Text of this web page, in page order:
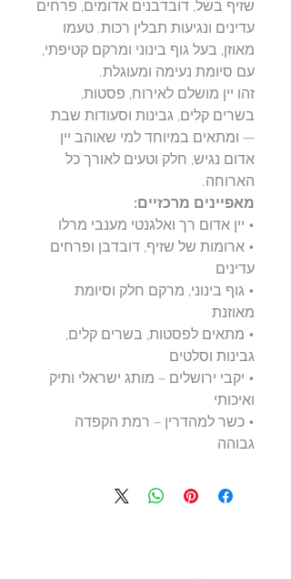
שזיף בשל, דובדבנים אדומים, פרחים
עדינים ונגיעות תבלין רכות. טעמו
מאוזן, בעל גוף בינוני ומרקם קטיפתי,
עם סיומת נעימה ומעוגלת.
זהו יין מושלם לאירוח, פסטות,
בשרים קלים, גבינות וסעודות שבת
— ומתאים במיוחד למי שאוהב יין
אדום נגיש, חלק וטעים לאורך כל
הארוחה.
מאפיינים מרכזיים:
• יין אדום רך ואלגנטי מענבי מרלו
• ארומות של שזיף, דובדבן ופרחים
עדינים
• גוף בינוני, מרקם חלק וסיומת
מאוזנת
• מתאים לפסטות, בשרים קלים,
גבינות וסלטים
• יקבי ירושלים – מותג ישראלי ותיק
ואיכותי
• כשר למהדרין – רמת הקפדה
גבוהה